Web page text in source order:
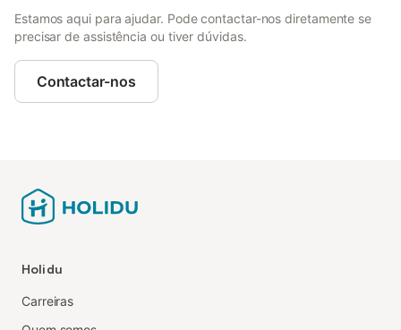
Estamos aqui para ajudar. Pode contactar-nos diretamente se
precisar de assistência ou tiver dúvidas.
Contactar-nos
Holidu
Carreiras